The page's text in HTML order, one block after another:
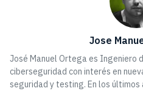
Jose
José Manuel Ortega es Ingeniero
ciberseguridad con interés en
seguridad y testing. En los